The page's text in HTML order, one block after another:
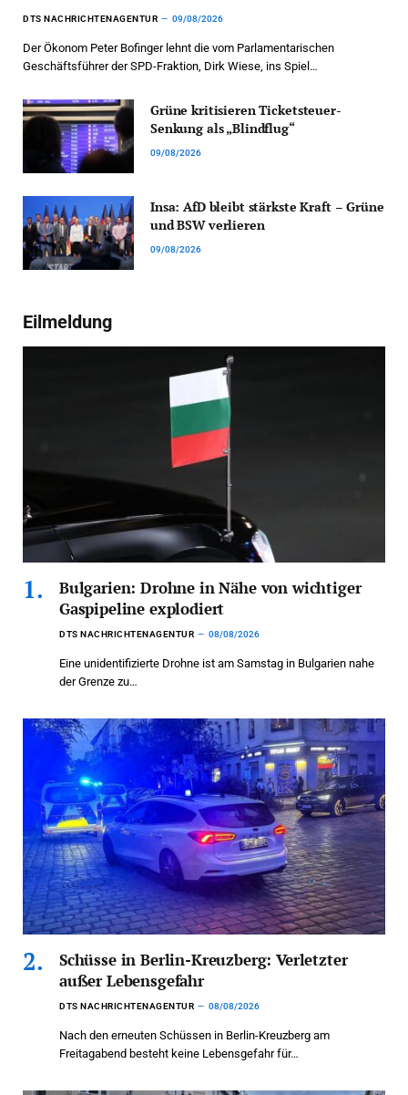
DTS NACHRICHTENAGENTUR 09/08/2026
Der Ökonom Peter Bofinger lehnt die vom Parlamentarischen
Geschäftsführer der SPD-Fraktion, Dirk Wiese, ins Spiel…
Grüne kritisieren Ticketsteuer-
Senkung als „Blindflug“
09/08/2026
Insa: AfD bleibt stärkste Kraft – Grüne
und BSW verlieren
09/08/2026
Eilmeldung
Bulgarien: Drohne in Nähe von wichtiger
Gaspipeline explodiert
DTS NACHRICHTENAGENTUR 08/08/2026
Eine unidentifizierte Drohne ist am Samstag in Bulgarien nahe
der Grenze zu…
Schüsse in Berlin-Kreuzberg: Verletzter
außer Lebensgefahr
DTS NACHRICHTENAGENTUR 08/08/2026
Nach den erneuten Schüssen in Berlin-Kreuzberg am
Freitagabend besteht keine Lebensgefahr für…